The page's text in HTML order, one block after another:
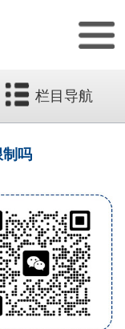
栏目导航
制吗